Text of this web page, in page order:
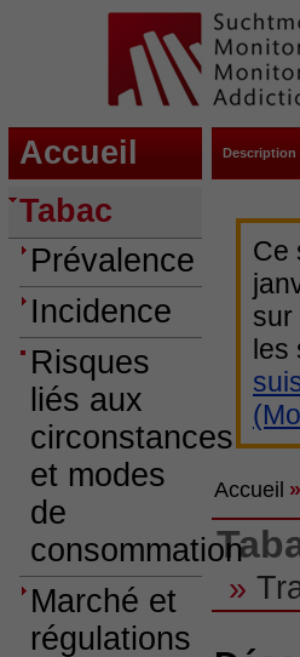
Accueil Description
Tabac
Prévalence
Incidence
Risques
liés aux
circonstances
et modes
de
consommation
Marché et
régulations
Ce
sur
les
Accueil »
»